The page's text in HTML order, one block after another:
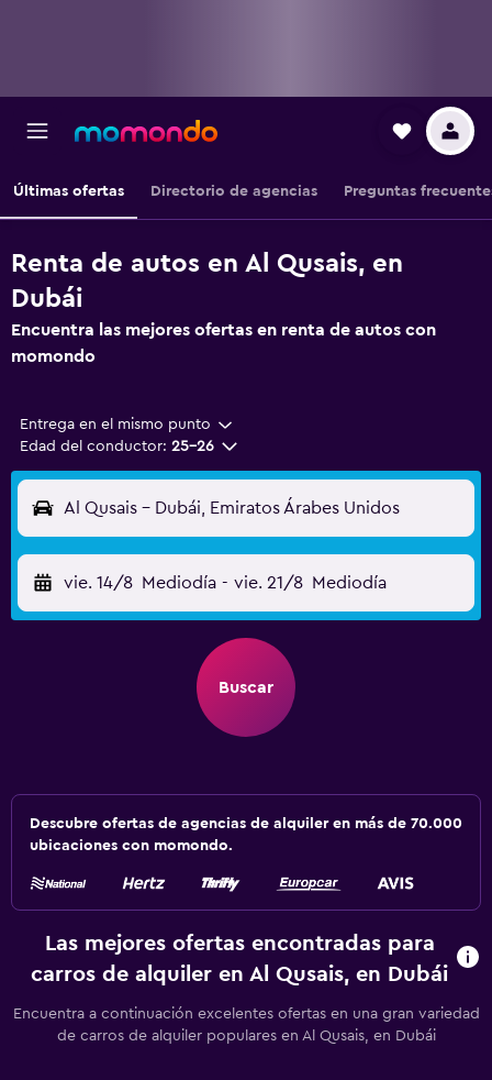
Últimas ofertas Directorio de agencias Preguntas
Renta de autos en Al Qusais, en
Dubái
Encuentra las mejores ofertas en renta de autos con
momondo
Entrega en el mismo punto
Edad del conductor: 25-26
Al Qusais - Dubái, Emiratos Árabes Unidos
vie. 14/8 Mediodía - vie. 21/8 Mediodía
Buscar
Descubre ofertas de agencias de alquiler en más de 70.000
ubicaciones con momondo.
Las mejores ofertas encontradas para
carros de alquiler en Al Qusais, en Dubái
Encuentra a continuación excelentes ofertas en una gran variedad
de carros de alquiler populares en Al Qusais, en Dubái